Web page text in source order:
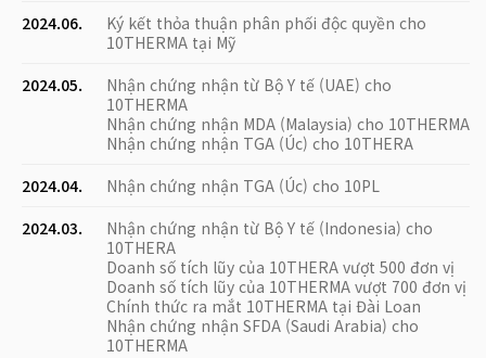
2024.06.
Ký kết thỏa thuận phân phối độc quyền cho
10THERMA tại Mỹ
2024.05.
Nhận chứng nhận từ Bộ Y tế (UAE) cho
10THERMA
Nhận chứng nhận MDA (Malaysia) cho 10THERMA
Nhận chứng nhận TGA (Úc) cho 10THERA
2024.04.
Nhận chứng nhận TGA (Úc) cho 10PL
2024.03.
Nhận chứng nhận từ Bộ Y tế (Indonesia) cho
10THERA
Doanh số tích lũy của 10THERA vượt 500 đơn vị
Doanh số tích lũy của 10THERMA vượt 700 đơn vị
Chính thức ra mắt 10THERMA tại Đài Loan
Nhận chứng nhận SFDA (Saudi Arabia) cho
10THERMA